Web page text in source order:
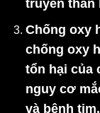
truyền thần
Chống oxy
chống oxy
tổn hại của
nguy cơ
và bệnh tim.